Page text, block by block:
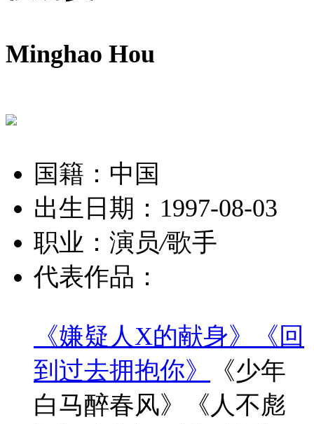
Minghao Hou
国籍：中国
出生日期：1997-08-03
职业：演员/歌手
代表作品：
《嫌疑人X的献身》
《回
到过去拥抱你》
《少年
白马醉春风》《人不彪